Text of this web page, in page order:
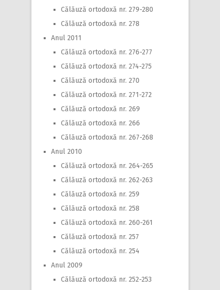
Călăuză ortodoxă nr. 279-280
Călăuză ortodoxă nr. 278
Anul 2011
Călăuză ortodoxă nr. 276-277
Călăuză ortodoxă nr. 274-275
Călăuză ortodoxă nr. 270
Călăuză ortodoxă nr. 271-272
Călăuză ortodoxă nr. 269
Călăuză ortodoxă nr. 266
Călăuză ortodoxă nr. 267-268
Anul 2010
Călăuză ortodoxă nr. 264-265
Călăuză ortodoxă nr. 262-263
Călăuză ortodoxă nr. 259
Călăuză ortodoxă nr. 258
Călăuză ortodoxă nr. 260-261
Călăuză ortodoxă nr. 257
Călăuză ortodoxă nr. 254
Anul 2009
Călăuză ortodoxă nr. 252-253